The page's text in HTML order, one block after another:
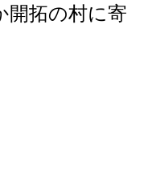
開拓の村に寄